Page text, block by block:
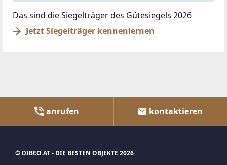
Das sind die Siegelträger des Gütesiegels 2026
Jetzt Siegelträger kennenlernen
anrufen kontaktieren
© DIBEO.AT - DIE BESTEN OBJEKTE 2026